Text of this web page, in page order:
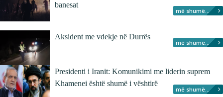
banesat
më shumë...
Aksident me vdekje në Durrës
më shumë...
Presidenti i Iranit: Komunikimi me liderin suprem
Khamenei është shumë i vështirë
më shumë...